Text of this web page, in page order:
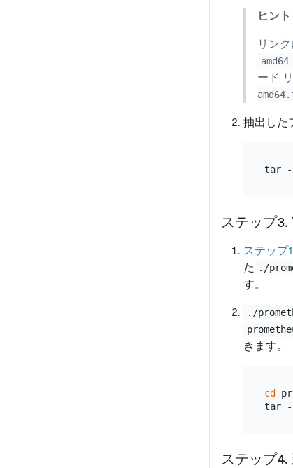
ヒント
リン
amd64
ード
抽出した
ステップ
ステップ1
た
./
す。
./
きます。
cd
ステップ